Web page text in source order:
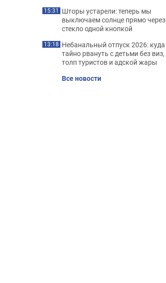
15:31 Шторы устарели: теперь мы
выключаем солнце прямо через
стекло одной кнопкой
13:18 Небанальный отпуск 2026: куда
тайно рвануть с детьми без виз,
толп туристов и адской жары
Все новости